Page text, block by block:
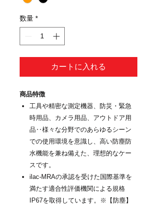
数量 *
カートに入れる
商品特徴
工具や精密な測定機器、防災・緊急
時用品、カメラ用品、アウトドア用
品‥様々な分野でのあらゆるシーン
での使用環境を意識し、高い防塵防
水機能を兼ね備えた、理想的なケー
スです。
ilac-MRAの承認を受けた国際基準を
満たす適合性評価機関による規格
IP67を取得しています。※【防塵】